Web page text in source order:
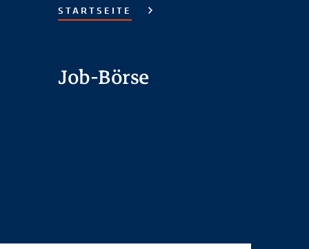
STARTSEITE
Job-Börse